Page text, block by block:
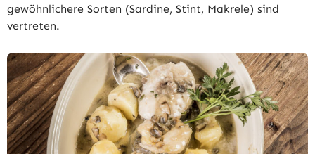
gewöhnlichere Sorten (Sardine, Stint, Makrele) sind
vertreten.